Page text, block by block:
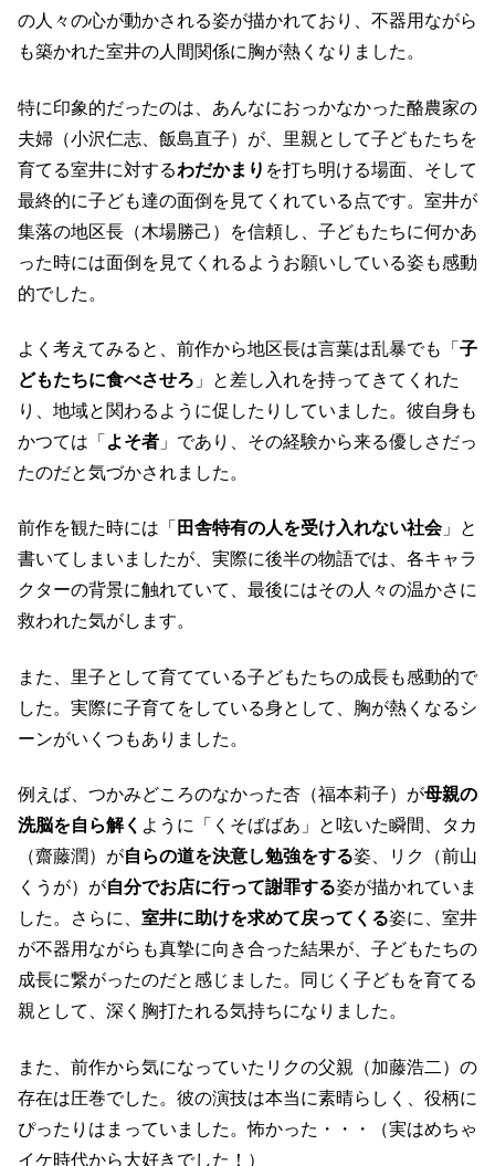
の人々の心が動かされる姿が描かれており、不器用ながら
も築かれた室井の人間関係に胸が熱くなりました。
特に印象的だったのは、あんなにおっかなかった酪農家の
夫婦（小沢仁志、飯島直子）が、里親として子どもたちを
育てる室井に対するわだかまり を打ち明ける場面、そして
最終的に子ども達の面倒を見てくれている点です。室井が
集落の地区長（木場勝己）を信頼し、子どもたちに何かあ
った時には面倒を見てくれるようお願いしている姿も感動
的でした。
よく考えてみると、前作から地区長は言葉は乱暴でも「 子
どもたちに食べさせろ 」と差し入れを持ってきてくれた
り、地域と関わるように促したりしていました。彼自身も
かつては「 よそ者 」であり、その経験から来る優しさだっ
たのだと気づかされました。
前作を観た時には「 田舎特有の人を受け入れない社会」と
書いてしまいましたが、実際に後半の物語では、各キャラ
クターの背景に触れていて、最後にはその人々の温かさに
救われた気がします。
また、里子として育てている子どもたちの成長も感動的で
した。実際に子育てをしている身として、胸が熱くなるシ
ーンがいくつもありました。
例えば、つかみどころのなかった杏（福本莉子）が母親の
洗脳を自ら解く ように「くそばばあ」と呟いた瞬間、タカ
（齋藤潤）が自らの道を決意し勉強をする姿、リク（前山
くうが）が自分でお店に行って謝罪する姿が描かれていま
した。さらに、 室井に助けを求めて戻ってくる姿に、室井
が不器用ながらも真摯に向き合った結果が、子どもたちの
成長に繋がったのだと感じました。同じく子どもを育てる
親として、深く胸打たれる気持ちになりました。
また、前作から気になっていたリクの父親（加藤浩二）の
存在は圧巻でした。彼の演技は本当に素晴らしく、役柄に
ぴったりはまっていました。怖かった・・・（実はめちゃ
イケ時代から大好きでした！）